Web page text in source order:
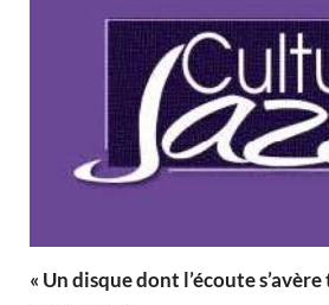
« Un disque dont l’écoute